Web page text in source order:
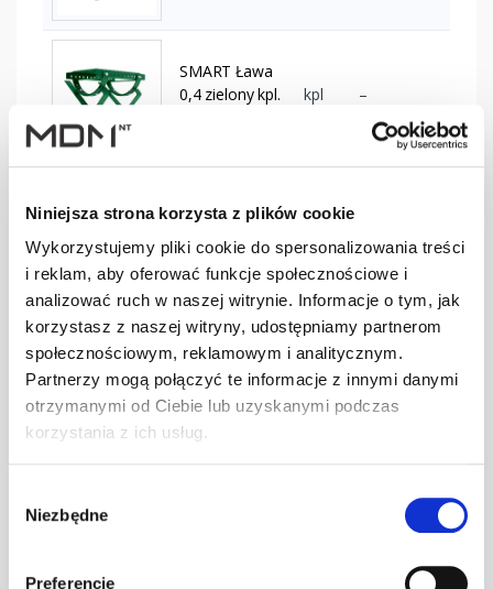
Niniejsza strona korzysta z plików cookie
Wykorzystujemy pliki cookie do spersonalizowania treści
i reklam, aby oferować funkcje społecznościowe i
analizować ruch w naszej witrynie. Informacje o tym, jak
korzystasz z naszej witryny, udostępniamy partnerom
społecznościowym, reklamowym i analitycznym.
Partnerzy mogą połączyć te informacje z innymi danymi
otrzymanymi od Ciebie lub uzyskanymi podczas
korzystania z ich usług.
zgody
Niezbędne
Preferencje
SMART Ława
0,4 zielony kpl.
kpl –
0,4 brąz kpl.
BD-350/30
kpl
SMART Ława
0,4 c.brąz kpl.
BD-350/30
kpl –